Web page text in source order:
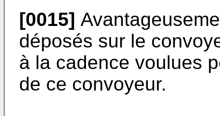
[0015]
déposés sur le
à la cadence voulues
de ce convoyeur.